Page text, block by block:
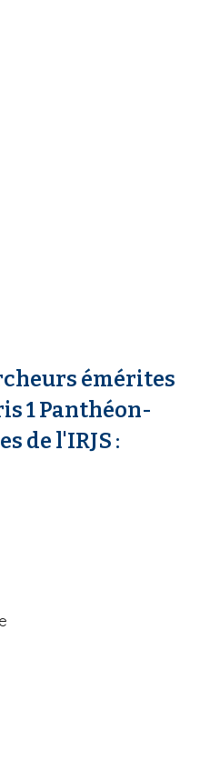
émérites
1 Panthéon-
de l'IRJS :